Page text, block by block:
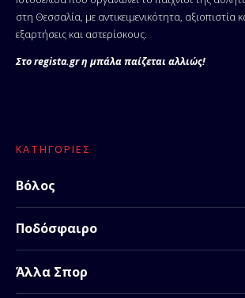
στη Θεσσαλία, με αντικειμενικότητα,
εξαρτήσεις και αστερίσκους.
Στο regista.gr η μπάλα παίζεται αλλιώς!
ΚΑΤΗΓΟΡΊΕΣ
Βόλος
Ποδόσφαιρο
Άλλα Σπορ